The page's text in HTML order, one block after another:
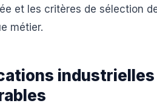
et les critères de sélection
métier.